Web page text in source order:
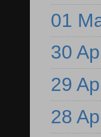
01
30
29
28